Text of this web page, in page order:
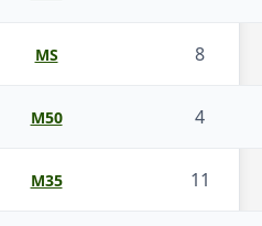
MS 8
M50 4
M35 11